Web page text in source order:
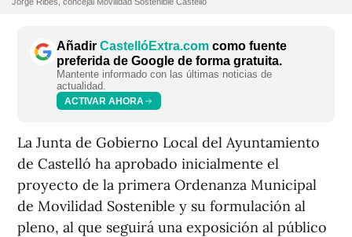
Añadir CastellóExtra.com como fuente
preferida de Google de forma gratuita.
Mantente informado con las últimas noticias de
actualidad.
ACTIVAR AHORA
La Junta de Gobierno Local del Ayuntamiento
de Castelló ha aprobado inicialmente el
proyecto de la primera Ordenanza Municipal
de Movilidad Sostenible y su formulación al
pleno, al que seguirá una exposición al público